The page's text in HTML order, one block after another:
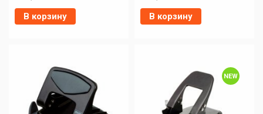
В корзину
В корзину
NEW